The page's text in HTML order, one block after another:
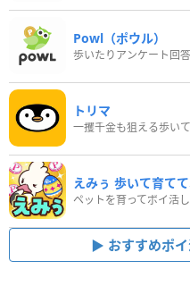
Powl（ポウル）
トリマ
一攫千金も狙える歩い
えみぅ 歩いて育て
おすすめポ